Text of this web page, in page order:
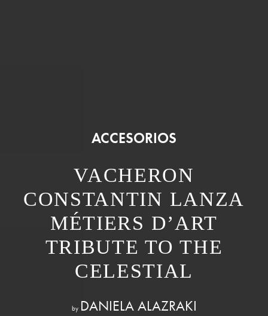
ACCESORIOS
VACHERON
CONSTANTIN LANZA
MÉTIERS D’ART
TRIBUTE TO THE
CELESTIAL
by DANIELA ALAZRAKI